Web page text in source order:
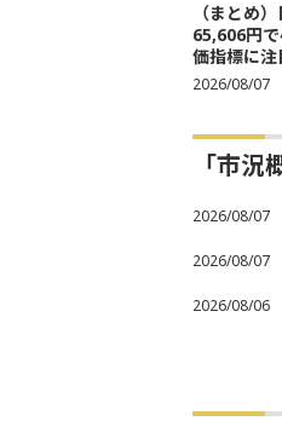
（まとめ
65,606円
価指標に注
2026/08/07
「市
2026/08/07
2026/08/07
2026/08/06